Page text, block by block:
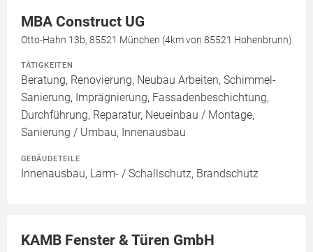
MBA Construct UG
Otto-Hahn 13b, 85521 München (4km von 85521 Hohenbrunn)
TÄTIGKEITEN
Beratung, Renovierung, Neubau Arbeiten, Schimmel-
Sanierung, Imprägnierung, Fassadenbeschichtung,
Durchführung, Reparatur, Neueinbau / Montage,
Sanierung / Umbau, Innenausbau
GEBÄUDETEILE
Innenausbau, Lärm- / Schallschutz, Brandschutz
KAMB Fenster & Türen GmbH